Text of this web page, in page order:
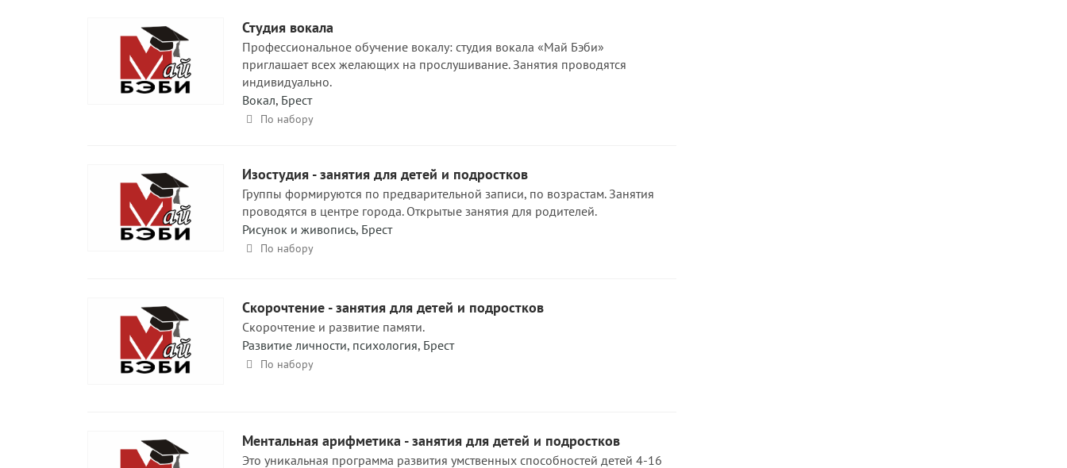
Студия вокала
Профессиональное обучение вокалу: студия вокала «Май Бэби»
приглашает всех желающих на прослушивание. Занятия проводятся
индивидуально.
Вокал, Брест
По набору
Изостудия - занятия для детей и подростков
Группы формируются по предварительной записи, по возрастам. Занятия
проводятся в центре города. Открытые занятия для родителей.
Рисунок и живопись, Брест
По набору
Скорочтение - занятия для детей и подростков
Скорочтение и развитие памяти.
Развитие личности, психология, Брест
По набору
Ментальная арифметика - занятия для детей и подростков
Это уникальная программа развития умственных способностей детей 4-16